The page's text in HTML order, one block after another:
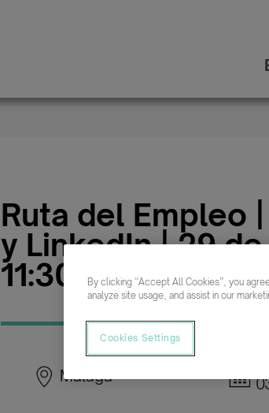
Ruta del Empleo
y LinkedIn | 29
11:30 | Málaga
Málaga
By clicking “Accept All Cookies”, you
analyze site usage, and assist in our
Cookies Settings